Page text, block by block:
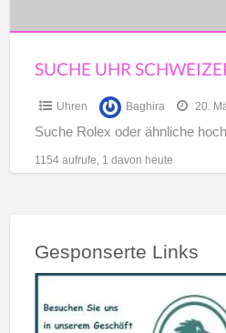
Uhren Baghira 20.
Suche Rolex oder ähnliche
1154 aufrufe, 1 davon heute
Gesponserte Links